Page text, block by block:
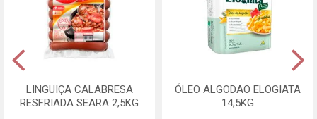
LINGUIÇA CALABRESA
RESFRIADA SEARA 2,5KG
ÓLEO ALGODAO ELOGIATA
14,5KG